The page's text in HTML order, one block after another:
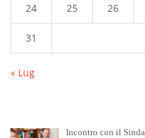
24 25 26
31
« Lug
Incontro con il